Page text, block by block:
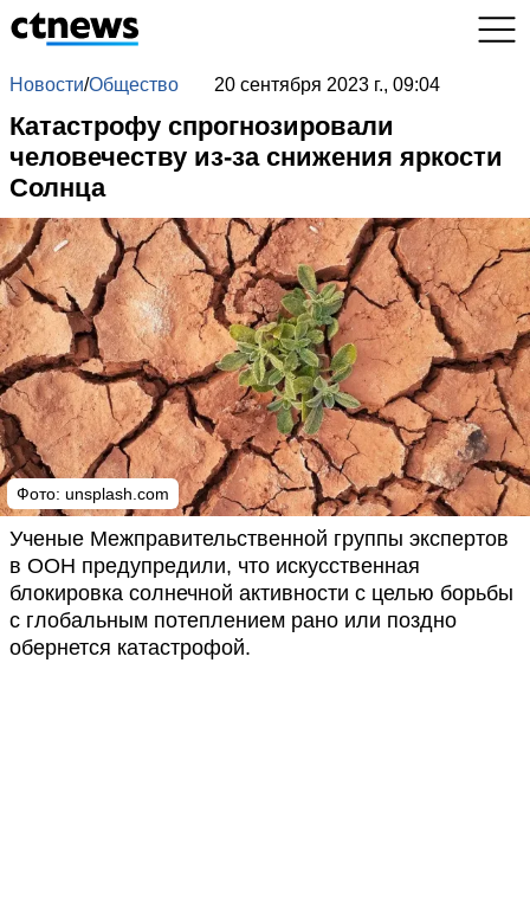
Новости/Общество 20 сентября 2023 г., 09:04
Катастрофу спрогнозировали
человечеству из-за снижения яркости
Солнца
Фото: unsplash.com
Ученые Межправительственной группы экспертов
в ООН предупредили, что искусственная
блокировка солнечной активности с целью борьбы
с глобальным потеплением рано или поздно
обернется катастрофой.